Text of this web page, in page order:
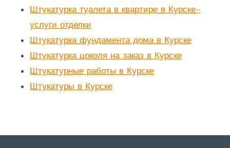
Штукатурка туалета в квартире в Курске-
услуги отделки
Штукатурка фундамента дома в Курске
Штукатурка цоколя на заказ в Курске
Штукатурные работы в Курске
Штукатуры в Курске